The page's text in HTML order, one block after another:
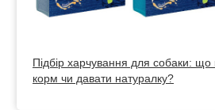
Підбір харчування для собаки:
корм чи давати натуралку?